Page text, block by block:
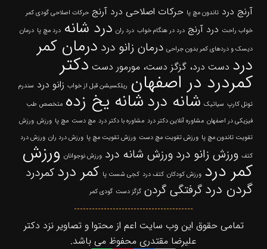
آرنج درد تاندون مچ پا حرکات اصلاحی درد آرنج حرکات اصلاحی گودی کمر
خواب راحت درد آرنج درد در هنگام خواب درد ران درد شانه درد مچ پا درمان
دیسک و دردهای کمر بدون جراحی درمان زانو درد درمان کمر
درد دست درد، گزگز دست، مورمور دست دکتر
کمردرد در اصفهان ریلکسیشن قبل از خواب زانو درد سندرم
تونل کارپ سیاتیک شانه دردشانه یخ زده متخصص طب
فیزیکی در اصفهان مشاوره آنلاین دکتر درد مشاوره با دکتر درد مچ دست مچ پا ورزش ورزش
تقویت تاندون مچ پا ورزش تقویت مچ دست ورزش تقویت مچ پا ورزش درد ران ورزش درد
کتف ورزش زانو درد ورزش شانه درد ورزش نوجوانان ورزش
کمر درد ورزش کودکان کتف درد کجی شست پا کمر درد کمردرد
گردن درد گرفتگی گردن گزگز دست گودی کمر
تمامی حقوق این وب سایت اعم از محتوا و تصاویر نزد دکتر
علیرضا مقتدری محفوظ می باشد.